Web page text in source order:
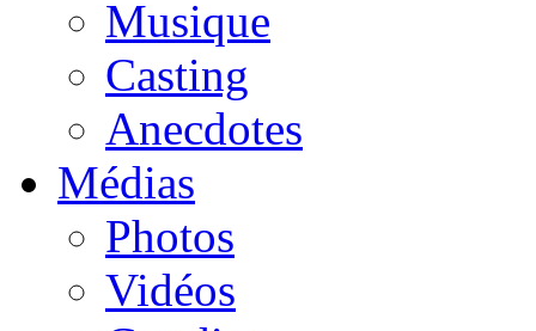
Musique
Casting
Anecdotes
Médias
Photos
Vidéos